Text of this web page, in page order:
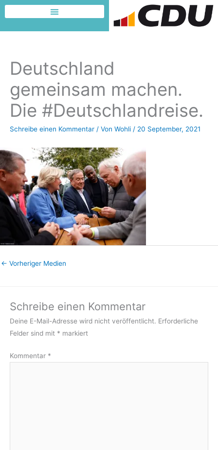
Zum
Inhalt
springen
Deutschland
gemeinsam machen.
Die #Deutschlandreise.
Schreibe einen Kommentar / Von Wohli / 20 September, 2021
← Vorheriger Medien
Schreibe einen Kommentar
Deine E-Mail-Adresse wird nicht veröffentlicht. Erforderliche
Felder sind mit * markiert
Kommentar *